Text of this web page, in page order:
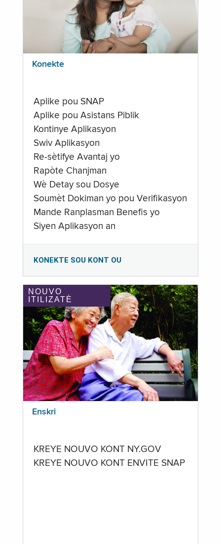
Konekte
Aplike pou SNAP
Aplike pou Asistans Piblik
Kontinye Aplikasyon
Swiv Aplikasyon
Re-sètifye Avantaj yo
Rapòte Chanjman
Wè Detay sou Dosye
Soumèt Dokiman yo pou Verifikasyon
Mande Ranplasman Benefis yo
Siyen Aplikasyon an
KONEKTE SOU KONT OU
NOUVO
ITILIZATÈ
Enskri
KREYE NOUVO KONT NY.GOV
KREYE NOUVO KONT ENVITE SNAP